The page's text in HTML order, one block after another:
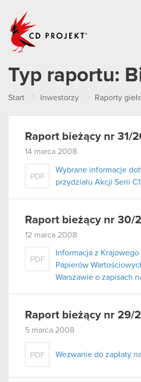
Typ raportu:
Start Inwestorzy Raporty
Raport bieżący nr 31/
14 marca 2008
PDF
Wybrane informacje
przydziału Akcji Serii C1
Raport bieżący nr 30/
12 marca 2008
PDF
Informacja z
Papierów
Warszawie o zapisach
Raport bieżący nr 29/
5 marca 2008
PDF Wezwanie do zapłaty